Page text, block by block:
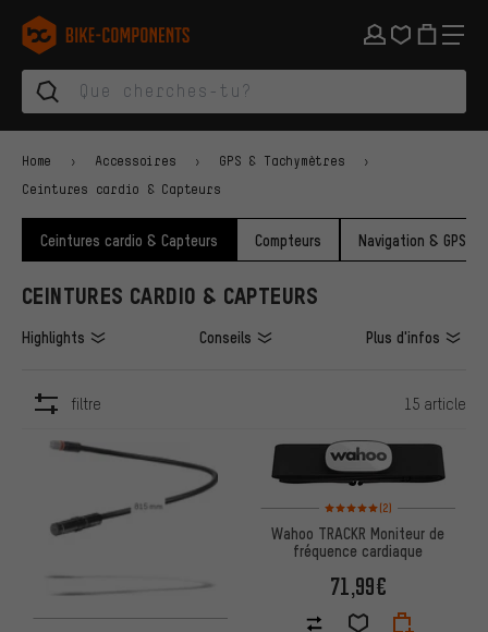
Aller à la navigation principale
Aller à la navigation des catégories
Aller au contenu
Aller aux marques et à la newsletter
Aller au pied de page
bike-components.de Page d'accueil
Home Accessoires GPS & Tachymètres
Ceintures cardio & Capteurs
Ceintures cardio & Capteurs Compteurs Navigation & GPS
CEINTURES CARDIO & CAPTEURS
Highlights Conseils Plus d'infos
filtre 15 article
ARTICLES
Note moyenne : 5 sur 5
(2)
Wahoo TRACKR Moniteur de
fréquence cardiaque
71,99€